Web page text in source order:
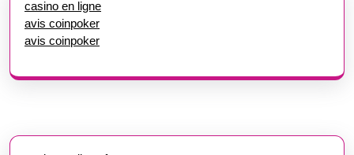
casino en ligne
avis coinpoker
avis coinpoker